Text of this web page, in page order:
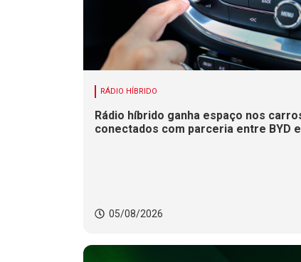
RÁDIO HÍBRIDO
Rádio híbrido ganha espaço nos
conectados com parceria entre BYD e
05/08/2026